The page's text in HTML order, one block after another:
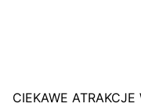
CIEKAWE